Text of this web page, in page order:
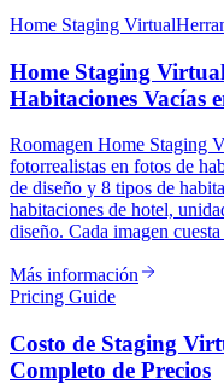
Home Staging Virtual
Home Staging
Habitaciones Vacías
Roomagen Home Staging
fotorrealistas en fotos de
de diseño y 8 tipos de
habitaciones de hotel,
diseño. Cada imagen
Más información
Pricing Guide
Costo de Staging
Completo de Precios